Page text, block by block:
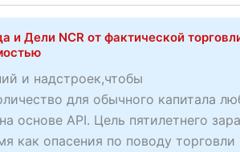
я
м
о
д
и
и Дели NCR от фактической
и надстроек,чтобы
для обычного капитала
основе API. Цель пятилетнего
как опасения по поводу торговли